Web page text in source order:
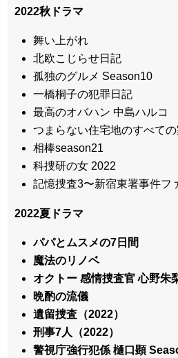
2022秋ドラマ
舞い上がれ
北欧こじらせ日記
孤独のグルメ Season10
一橋桐子の犯罪日記
最高のオバハン 中島ハルコ
つまらない住宅地のすべての
相棒season21
科捜研の女 2022
記憶捜査3〜新宿東署事件フ
2022夏ドラマ
パパとムスメの7日間
魔法のリノベ
オクトー 感情捜査官 心野朱
晩酌の流儀
遺留捜査（2022）
刑事7人（2022）
警視庁強行犯係 樋口顕